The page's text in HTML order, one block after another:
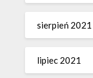
sierpień 2021
lipiec 2021